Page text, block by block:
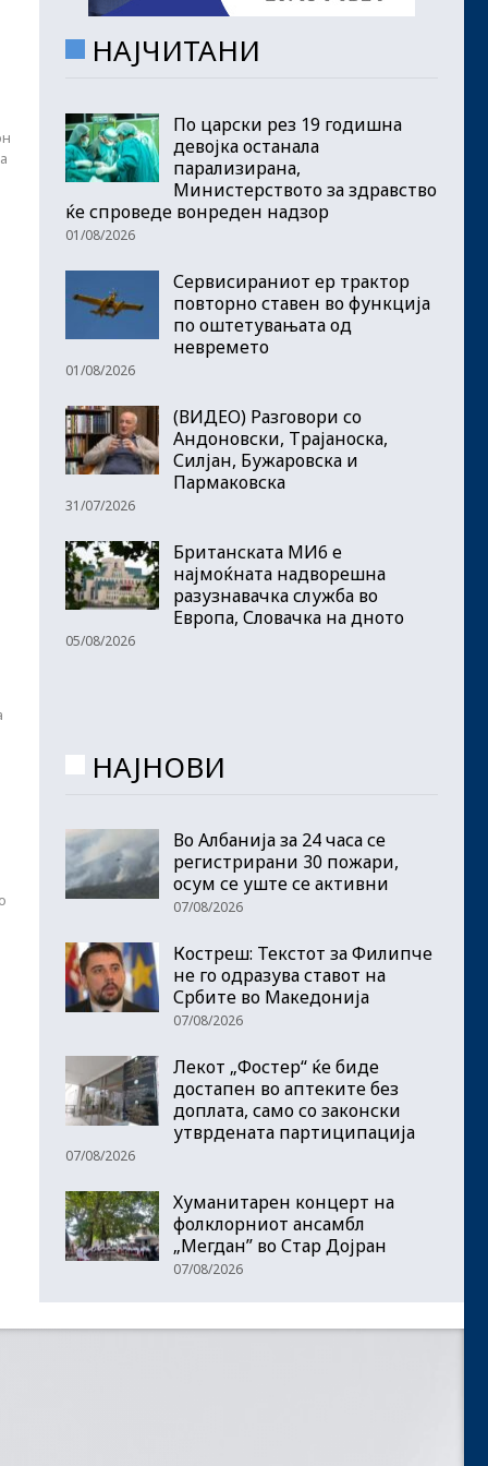
НАЈЧИТАНИ
По царски рез 19 годишна
девојка останала
парализирана,
Министерството за здравство
ќе спроведе вонреден надзор
01/08/2026
Сервисираниот ер трактор
повторно ставен во функција
по оштетувањата од
невремето
01/08/2026
(ВИДЕО) Разговори со
Андоновски, Трајаноска,
Силјан, Бужаровска и
Пармаковска
31/07/2026
Британската МИ6 е
најмоќната надворешна
разузнавачка служба во
Европа, Словачка на дното
05/08/2026
НАЈНОВИ
Во Албанија за 24 часа се
регистрирани 30 пожари,
осум се уште се активни
07/08/2026
Костреш: Текстот за Филипче
не го одразува ставот на
Србите во Македонија
07/08/2026
Лекот „Фостер“ ќе биде
достапен во аптеките без
доплата, само со законски
утврдената партиципација
07/08/2026
Хуманитарен концерт на
фолклорниот ансамбл
„Мегдан” во Стар Дојран
07/08/2026